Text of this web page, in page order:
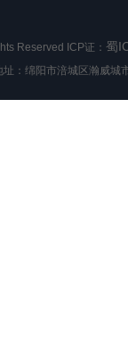
Reserved ICP证： 蜀
：绵阳市涪城区瀚威城